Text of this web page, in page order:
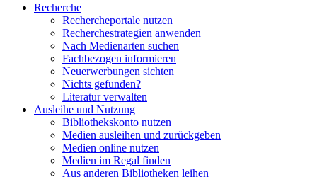
Recherche
Rechercheportale nutzen
Recherchestrategien anwenden
Nach Medienarten suchen
Fachbezogen informieren
Neuerwerbungen sichten
Nichts gefunden?
Literatur verwalten
Ausleihe und Nutzung
Bibliothekskonto nutzen
Medien ausleihen und zurückgeben
Medien online nutzen
Medien im Regal finden
Aus anderen Bibliotheken leihen